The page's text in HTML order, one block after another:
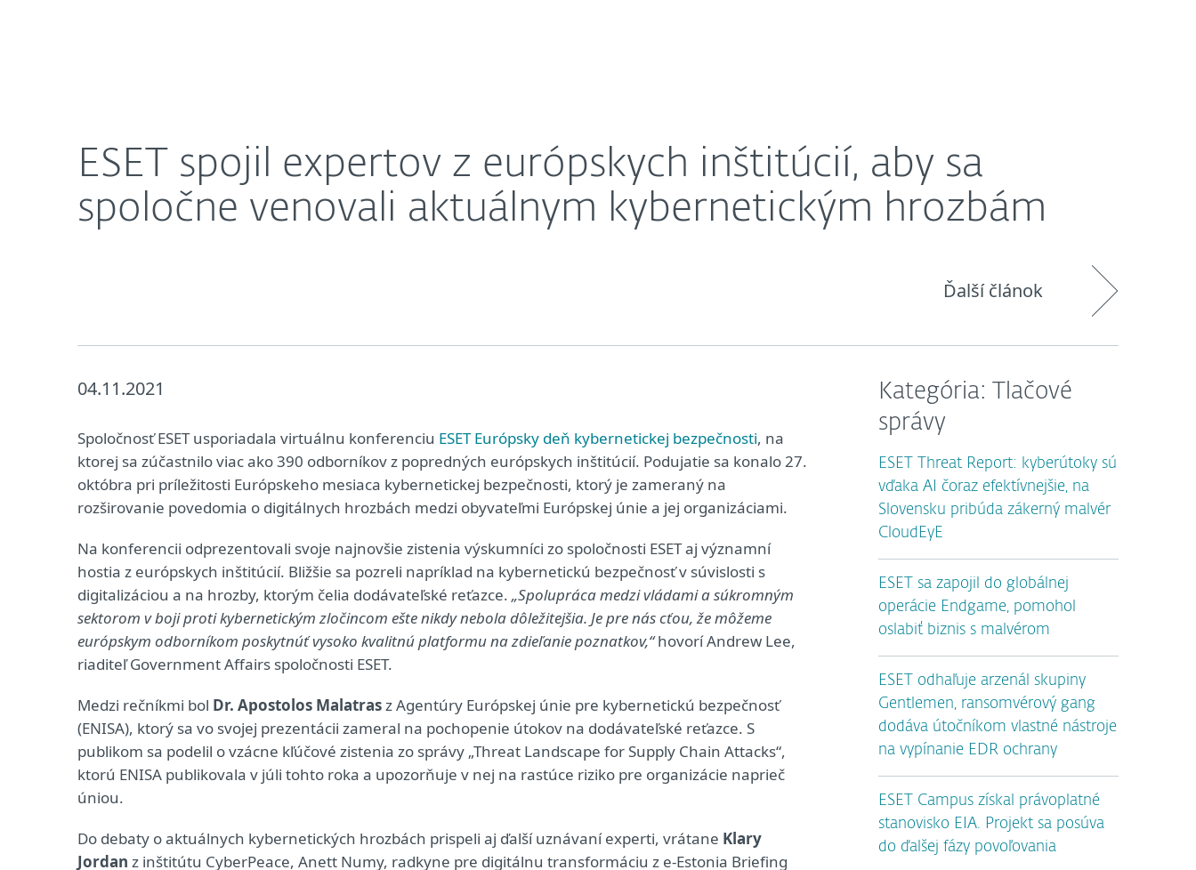
ESET spojil expertov z európskych inštitúcií, aby sa
spoločne venovali aktuálnym kybernetickým hrozbám
Ďalší článok
04.11.2021
Spoločnosť ESET usporiadala virtuálnu konferenciu ESET Európsky deň kybernetickej bezpečnosti, na
ktorej sa zúčastnilo viac ako 390 odborníkov z popredných európskych inštitúcií. Podujatie sa konalo 27.
októbra pri príležitosti Európskeho mesiaca kybernetickej bezpečnosti, ktorý je zameraný na
rozširovanie povedomia o digitálnych hrozbách medzi obyvateľmi Európskej únie a jej organizáciami.
Na konferencii odprezentovali svoje najnovšie zistenia výskumníci zo spoločnosti ESET aj významní
hostia z európskych inštitúcií. Bližšie sa pozreli napríklad na kybernetickú bezpečnosť v súvislosti s
digitalizáciou a na hrozby, ktorým čelia dodávateľské reťazce. „Spolupráca medzi vládami a súkromným
sektorom v boji proti kybernetickým zločincom ešte nikdy nebola dôležitejšia. Je pre nás cťou, že môžeme
európskym odborníkom poskytnúť vysoko kvalitnú platformu na zdieľanie poznatkov,“hovorí Andrew Lee,
riaditeľ Government Affairs spoločnosti ESET.
Medzi rečníkmi bol Dr. Apostolos Malatrasz Agentúry Európskej únie pre kybernetickú bezpečnosť
(ENISA), ktorý sa vo svojej prezentácii zameral na pochopenie útokov na dodávateľské reťazce. S
publikom sa podelil o vzácne kľúčové zistenia zo správy „Threat Landscape for Supply Chain Attacks“,
ktorú ENISA publikovala v júli tohto roka a upozorňuje v nej na rastúce riziko pre organizácie naprieč
úniou.
Do debaty o aktuálnych kybernetických hrozbách prispeli aj ďalší uznávaní experti, vrátane Klary
Jordan z inštitútu CyberPeace, Anett Numy, radkyne pre digitálnu transformáciu z e-Estonia Briefing
Kategória: Tlačové
správy
ESET Threat Report: kyberútoky sú
vďaka AI čoraz efektívnejšie, na
Slovensku pribúda zákerný malvér
CloudEyE
ESET sa zapojil do globálnej
operácie Endgame, pomohol
oslabiť biznis s malvérom
ESET odhaľuje arzenál skupiny
Gentlemen, ransomvérový gang
dodáva útočníkom vlastné nástroje
na vypínanie EDR ochrany
ESET Campus získal právoplatné
stanovisko EIA. Projekt sa posúva
do ďalšej fázy povoľovania